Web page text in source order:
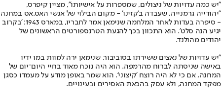
"יש כמה עדויות של ניצולים, שמספרות על אישיותו", מציין קיפרס,
"יהודייה גרמנייה, שעבדה ב'קזינו' - מקום הבילוי של אנשי האס.אס במחנה
- סיפרה בעדות לאחר המלחמה שנימאן אמר לחבריו, במארס 1943: 'בקרוב
יגיע הנה סלט'. הוא התכוון בכך להגעת הטרנספורטים הראשונים של
יהודים מהולנד.
"יש עדויות של נאצים ששירתו בסוביבור, שנימאן ירה למוות במו ידיו
באישה שניסתה לברוח מהרמפה. הוא היה נוכח מאוד בחיי היום־יום של
המחנה, אם כי לא היה רוצח 'קיצוני'. הוא שמר באופן מודע על מעמדו כסגן
מפקד המחנה, ולא עסק בהכאת האסירים ובעינויים.